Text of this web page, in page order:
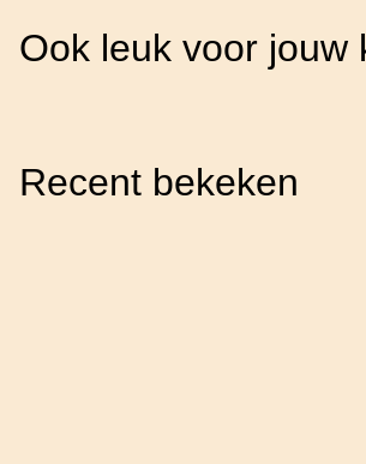
Ook leuk voor jouw
Recent bekeken